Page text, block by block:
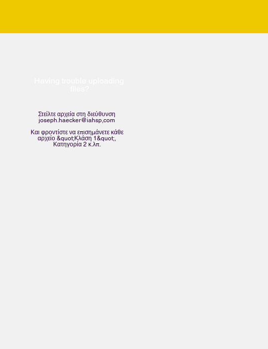
Στείλτε αρχεία στη διεύθυνση
joseph.haecker@iahsp,com
Και φροντίστε να επισημάνετε κάθε
αρχείο &quot;Κλάση 1&quot;,
Κατηγορία 2 κ.λπ.